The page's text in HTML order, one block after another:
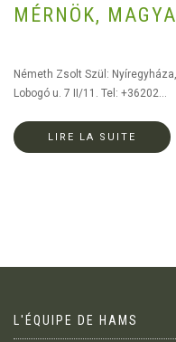
MÉRNÖK,
Németh Zsolt Szül:
Lobogó u. 7 II/11. Tel: +36202...
LIRE LA SUITE
L'ÉQUIPE DE HAMS